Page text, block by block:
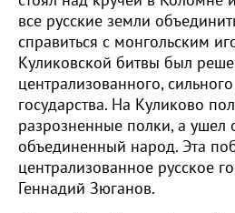
все русские земли
справиться с монгольским
Куликовской битвы был
централизованного,
государства. На Куликово
разрозненные полки, а ушел
объединенный народ. Эта
централизованное русское
Геннадий Зюганов.